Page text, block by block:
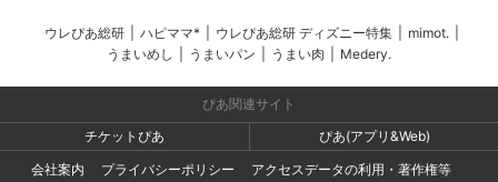
ウレぴあ総研 ハピママ* ウレぴあ総研 ディズニー特集 mimot.
うまいめし
うまいパン うまい肉 Medery.
ぴあ関連サイト
チケットぴあ
ぴあ(アプリ&Web)
会社案内
プライバシーポリシー
アクセスデータの利用・著作権等